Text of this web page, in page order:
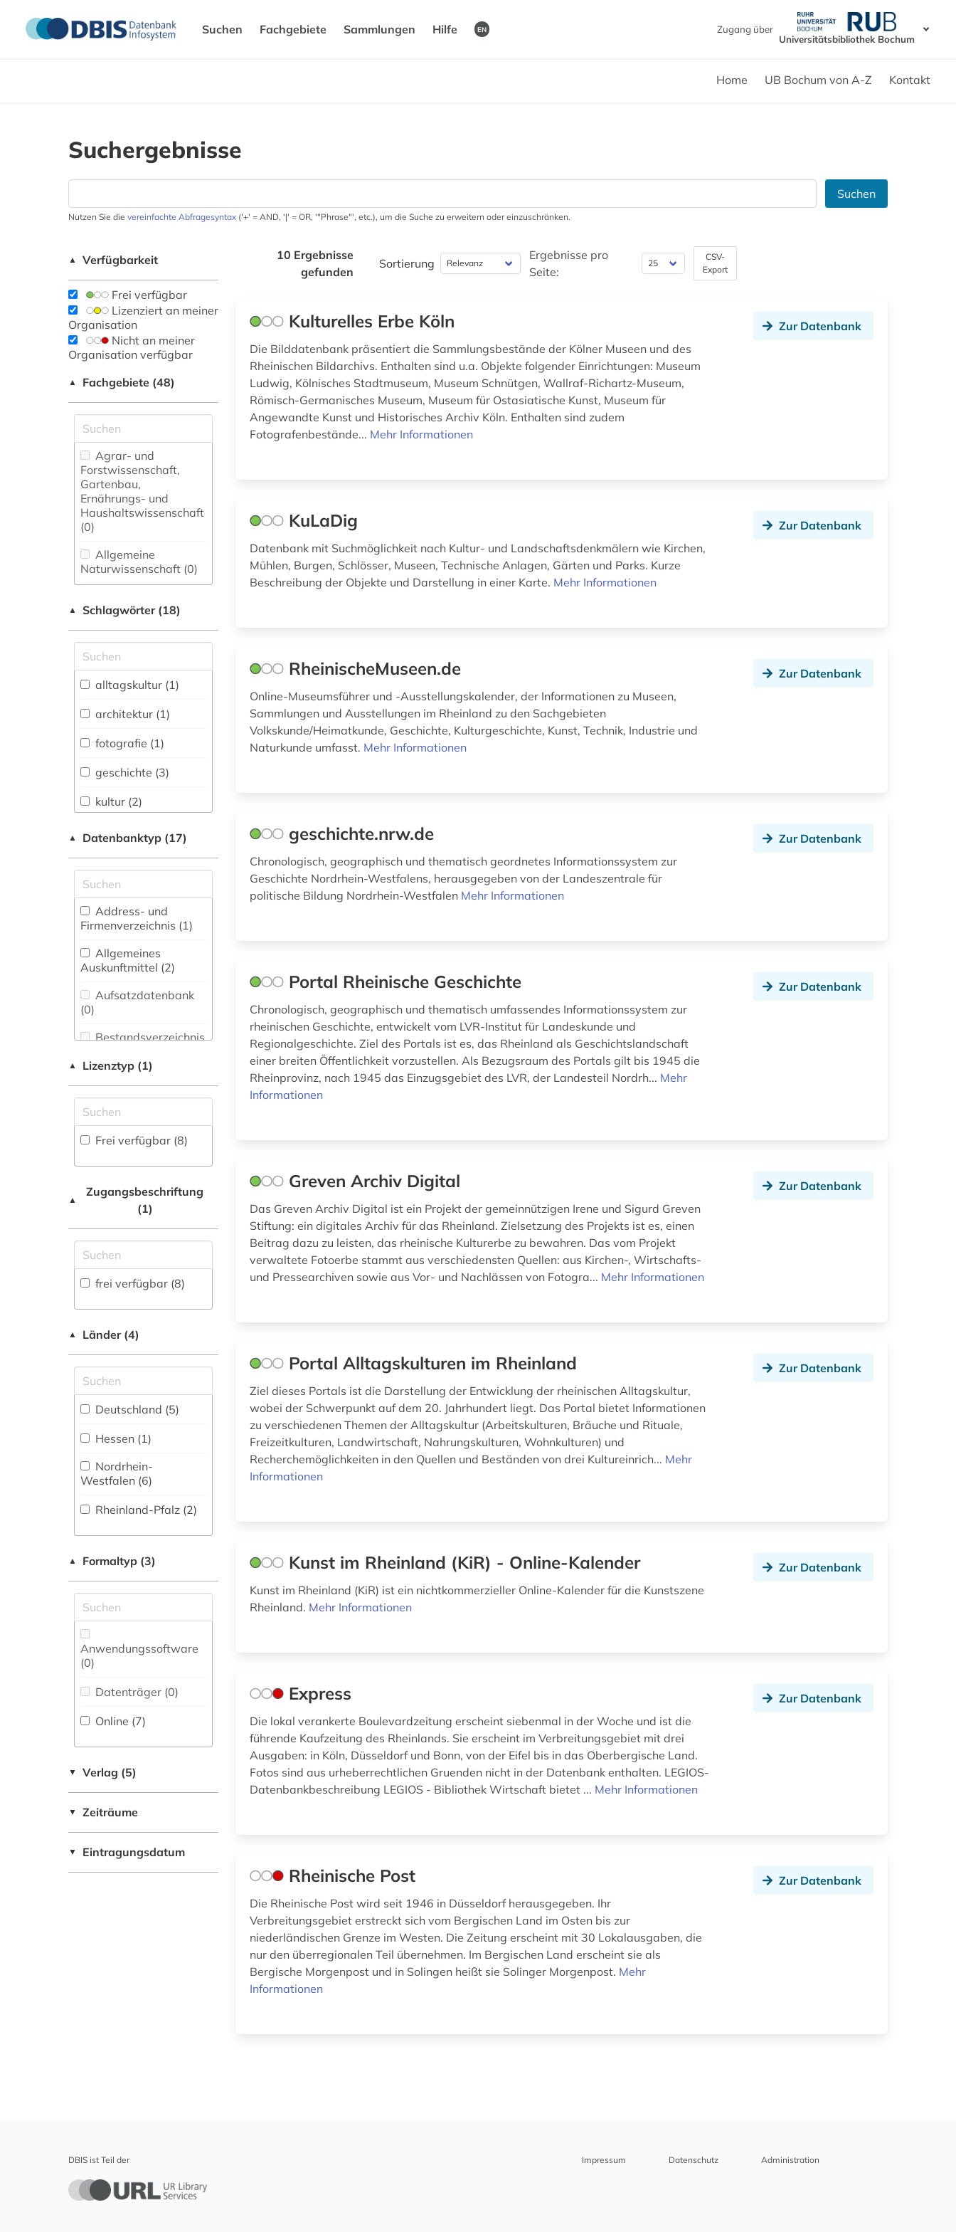
Suchen Fachgebiete Sammlungen Hilfe EN
Zugang über
Universitätsbibliothek Bochum
Home UB Bochum von A-Z Kontakt
Suchergebnisse
Suchen
Nutzen Sie die vereinfachte Abfragesyntax ('+' = AND, '|' = OR, '"Phrase"', etc.), um die Suche zu erweitern oder einzuschränken.
▲ Verfügbarkeit
Frei verfügbar
Lizenziert an meiner
Organisation
Nicht an meiner
Organisation verfügbar
▲ Fachgebiete (48)
Agrar- und
Forstwissenschaft,
Gartenbau,
Ernährungs- und
Haushaltswissenschaft
(0)
Allgemeine
Naturwissenschaft (0)
fachübergreifende
Allgemeine und
vergleichende Sprach-
und
Literaturwissenschaft.
Indogermanistik.
Außereuropäische
Sprachen und
Literaturen (0)
Anglistik.
Amerikanistik (0)
Vermessungswesen (1)
Biologie,
Biotechnologie (0)
Buch- und
Bibliothekswesen,
Informationswissenschaft
(0)
Pharmazie (0)
Elektrotechnik,
Elektronik,
Nachrichtentechnik (0)
Energietechnik (0)
Ethnologie (0)
United Nations (0)
Geographie (1)
Geowissenschaften
(0)
Niederlandistik.
Geschichte (4)
Geschichte der
Pädagogik und des
Bildungswesens (0)
Gesundheitswissenschaften
(0)
Informatik (0)
Philologie.
Neugriechische
Philologie. Neulatein (0)
Kunstgeschichte (1)
Kommunikationswissenschaften,
Medizin (0)
Militärwissenschaft
(0)
Musikwissenschaft
(0)
(0)
▲ Schlagwörter (18)
alltagskultur (1)
architektur (1)
fotografie (1)
geschichte (3)
kultur (2)
kulturerbe (1)
kunst (1)
kunstsammlung (1)
köln (1)
museum (2)
museumsbestand
(1)
natur (1)
(1)
photographie (1)
rheinland (10)
rheinprovinz (1)
zeitung (2)
▲ Datenbanktyp (17)
Address- und
Firmenverzeichnis (1)
Allgemeines
Auskunftmittel (2)
Aufsatzdatenbank
(0)
Bestandsverzeichnis
Buchhandelsverzeichnis
Forschungsdatenrepositorien
Disziplinäre
Repositorien (0
Fachbibliographie
(0
(0
Portal (3)
Sammlung Nicht-
Textueller-Materialien
(3
Volltextdatenbank
(0
Nachschlagwerk (0
Zeitungs-,
Zeitschriftenbibliographie
(0)
▲ Lizenztyp (1)
Frei verfügbar (8)
▲
Zugangsbeschriftung
(1)
frei verfügbar (8)
▲ Länder (4)
Deutschland (5)
Hessen (1)
Nordrhein-
Westfalen (6)
Rheinland-Pfalz (2)
▲ Formaltyp (3)
Anwendungssoftware
(0)
Datenträger (0)
Online (7)
▼ Verlag (5)
▼ Zeiträume
▼ Eintragungsdatum
10 Ergebnisse
gefunden
Sortierung
Ergebnisse pro
Seite:
CSV-
Export
Kulturelles Erbe Köln
Die Bilddatenbank präsentiert die Sammlungsbestände der Kölner Museen und des
Rheinischen Bildarchivs. Enthalten sind u.a. Objekte folgender Einrichtungen: Museum
Ludwig, Kölnisches Stadtmuseum, Museum Schnütgen, Wallraf-Richartz-Museum,
Römisch-Germanisches Museum, Museum für Ostasiatische Kunst, Museum für
Angewandte Kunst und Historisches Archiv Köln. Enthalten sind zudem
Fotografenbestände... Mehr Informationen
Zur Datenbank
KuLaDig
Datenbank mit Suchmöglichkeit nach Kultur- und Landschaftsdenkmälern wie Kirchen,
Mühlen, Burgen, Schlösser, Museen, Technische Anlagen, Gärten und Parks. Kurze
Beschreibung der Objekte und Darstellung in einer Karte. Mehr Informationen
Zur Datenbank
RheinischeMuseen.de
Online-Museumsführer und -Ausstellungskalender, der Informationen zu Museen,
Sammlungen und Ausstellungen im Rheinland zu den Sachgebieten
Volkskunde/Heimatkunde, Geschichte, Kulturgeschichte, Kunst, Technik, Industrie und
Naturkunde umfasst. Mehr Informationen
Zur Datenbank
geschichte.nrw.de
Chronologisch, geographisch und thematisch geordnetes Informationssystem zur
Geschichte Nordrhein-Westfalens, herausgegeben von der Landeszentrale für
politische Bildung Nordrhein-Westfalen Mehr Informationen
Zur Datenbank
Portal Rheinische Geschichte
Chronologisch, geographisch und thematisch umfassendes Informationssystem zur
rheinischen Geschichte, entwickelt vom LVR-Institut für Landeskunde und
Regionalgeschichte. Ziel des Portals ist es, das Rheinland als Geschichtslandschaft
einer breiten Öffentlichkeit vorzustellen. Als Bezugsraum des Portals gilt bis 1945 die
Rheinprovinz, nach 1945 das Einzugsgebiet des LVR, der Landesteil Nordrh... Mehr
Informationen
Zur Datenbank
Greven Archiv Digital
Das Greven Archiv Digital ist ein Projekt der gemeinnützigen Irene und Sigurd Greven
Stiftung: ein digitales Archiv für das Rheinland. Zielsetzung des Projekts ist es, einen
Beitrag dazu zu leisten, das rheinische Kulturerbe zu bewahren. Das vom Projekt
verwaltete Fotoerbe stammt aus verschiedensten Quellen: aus Kirchen-, Wirtschafts-
und Pressearchiven sowie aus Vor- und Nachlässen von Fotogra... Mehr Informationen
Zur Datenbank
Portal Alltagskulturen im Rheinland
Ziel dieses Portals ist die Darstellung der Entwicklung der rheinischen Alltagskultur,
wobei der Schwerpunkt auf dem 20. Jahrhundert liegt. Das Portal bietet Informationen
zu verschiedenen Themen der Alltagskultur (Arbeitskulturen, Bräuche und Rituale,
Freizeitkulturen, Landwirtschaft, Nahrungskulturen, Wohnkulturen) und
Recherchemöglichkeiten in den Quellen und Beständen von drei Kultureinrich... Mehr
Informationen
Zur Datenbank
Kunst im Rheinland (KiR) - Online-Kalender
Kunst im Rheinland (KiR) ist ein nichtkommerzieller Online-Kalender für die Kunstszene
Rheinland. Mehr Informationen
Zur Datenbank
Express
Die lokal verankerte Boulevardzeitung erscheint siebenmal in der Woche und ist die
führende Kaufzeitung des Rheinlands. Sie erscheint im Verbreitungsgebiet mit drei
Ausgaben: in Köln, Düsseldorf und Bonn, von der Eifel bis in das Oberbergische Land.
Fotos sind aus urheberrechtlichen Gruenden nicht in der Datenbank enthalten. LEGIOS-
Datenbankbeschreibung LEGIOS - Bibliothek Wirtschaft bietet ... Mehr Informationen
Zur Datenbank
Rheinische Post
Die Rheinische Post wird seit 1946 in Düsseldorf herausgegeben. Ihr
Verbreitungsgebiet erstreckt sich vom Bergischen Land im Osten bis zur
niederländischen Grenze im Westen. Die Zeitung erscheint mit 30 Lokalausgaben, die
nur den überregionalen Teil übernehmen. Im Bergischen Land erscheint sie als
Bergische Morgenpost und in Solingen heißt sie Solinger Morgenpost. Mehr
Informationen
Zur Datenbank
DBIS ist Teil der Impressum Datenschutz Administration